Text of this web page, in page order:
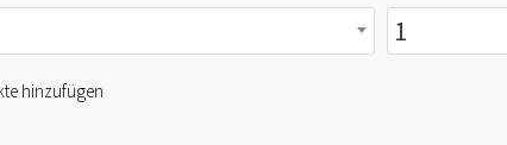
hinzufügen